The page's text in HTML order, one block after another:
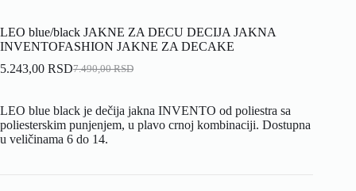
LEO blue/black JAKNE ZA DECU DECIJA JAKNA
INVENTOFASHION JAKNE ZA DECAKE
7.490,00RSD
5.243,00 RSD
LEO blue black je dečija jakna INVENTO od poliestra sa
poliesterskim punjenjem, u plavo crnoj kombinaciji. Dostupna
u veličinama 6 do 14.